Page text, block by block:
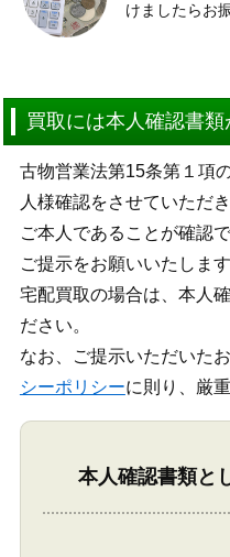
けましたらお
買取には本人確認書類
古物営業法第15条第１項
人様確認をさせていただき
ご本人であることが確認
ご提示をお願いいたします
宅配買取の場合は、本人
ださい。
なお、ご提示いただいた
シーポリシーに則り、厳
本人確認書類と